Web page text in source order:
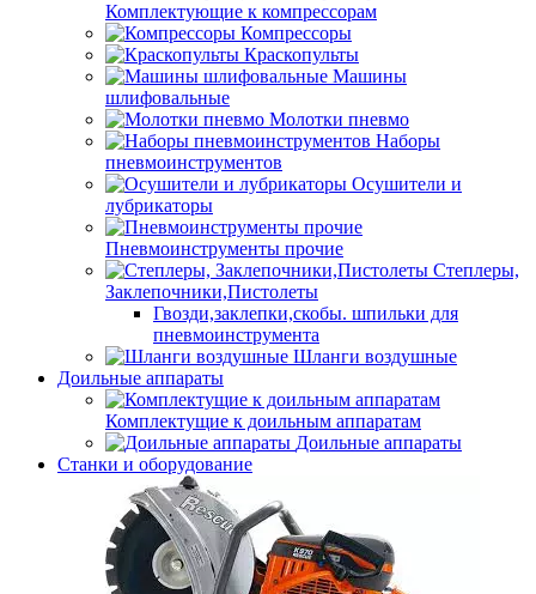
Комплектующие к компрессорам
Компрессоры
Краскопульты
Машины
шлифовальные
Молотки пневмо
Наборы
пневмоинструментов
Осушители и
лубрикаторы
Пневмоинструменты прочие
Степлеры,
Заклепочники,Пистолеты
Гвозди,заклепки,скобы. шпильки для
пневмоинструмента
Шланги воздушные
Доильные аппараты
Комплектущие к доильным аппаратам
Доильные аппараты
Станки и оборудование